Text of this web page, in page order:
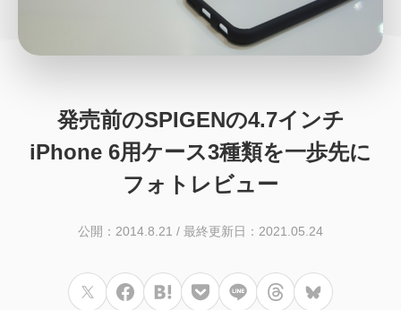
アクションカメラ
回線 iPhone Android コラム
発売前のSPIGENの4.7インチ
iPhone 6用ケース3種類を一歩先に
フォトレビュー
公開：2014.8.21 / 最終更新日：2021.05.24